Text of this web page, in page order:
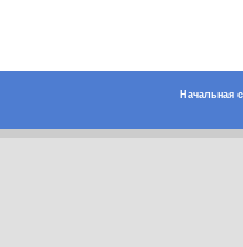
Начальная